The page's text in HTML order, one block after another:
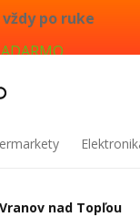
po ruke
nad Topľou